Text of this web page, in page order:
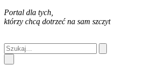
Portal dla tych,
którzy chcą dotrzeć na sam szczyt